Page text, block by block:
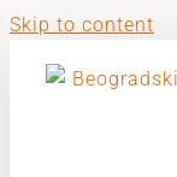
Skip to content